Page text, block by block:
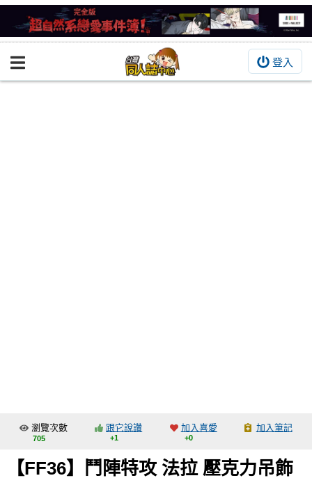
登入
BOOKY書集倉庫
交流中心
攤位轉讓區
瀏覽次數
705
跟它說讚
+1
加入喜愛
+0
加入筆記
【FF36】鬥陣特攻 法拉 壓克力吊飾